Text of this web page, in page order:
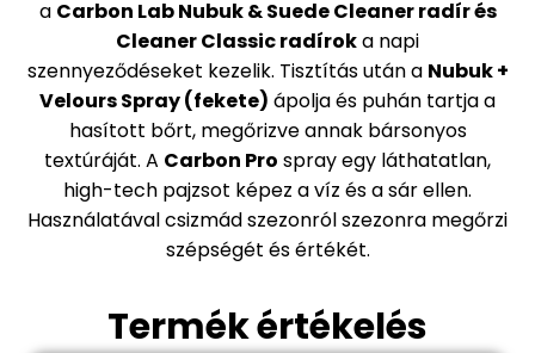
a Carbon Lab Nubuk & Suede Cleaner radírés
Cleaner Classic radíroka napi
szennyeződéseket kezelik. Tisztítás után a Nubuk +
Velours Spray (fekete) ápolja és puhán tartja a
hasított bőrt, megőrizve annak bársonyos
textúráját. A Carbon Pro spray egy láthatatlan,
high-tech pajzsot képez a víz és a sár ellen.
Használatával csizmád szezonról szezonra megőrzi
szépségét és értékét.
Termék értékelés